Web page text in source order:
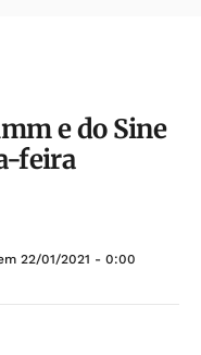
e do Sine
feira
22/01/2021 - 0:00